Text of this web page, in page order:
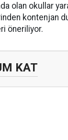
olan okullar
kontenjan
öneriliyor.
KAT